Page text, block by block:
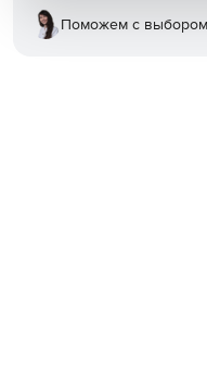
Поможем с выбором